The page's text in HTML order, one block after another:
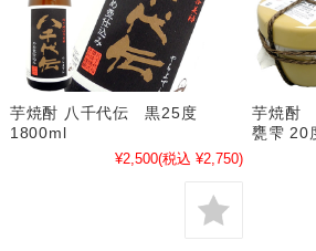
芋焼酎 八千代伝 黒25度
1800ml
¥2,500(税込 ¥2,750)
芋焼酎
甕雫 20